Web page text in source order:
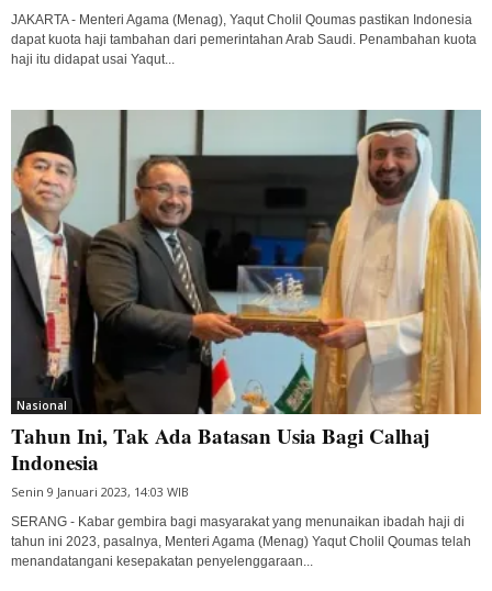
JAKARTA - Menteri Agama (Menag), Yaqut Cholil Qoumas pastikan Indonesia
dapat kuota haji tambahan dari pemerintahan Arab Saudi. Penambahan kuota
haji itu didapat usai Yaqut...
Nasional
Tahun Ini, Tak Ada Batasan Usia Bagi Calhaj
Indonesia
Senin 9 Januari 2023, 14:03 WIB
SERANG - Kabar gembira bagi masyarakat yang menunaikan ibadah haji di
tahun ini 2023, pasalnya, Menteri Agama (Menag) Yaqut Cholil Qoumas telah
menandatangani kesepakatan penyelenggaraan...